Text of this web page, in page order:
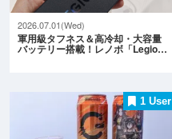
2026.07.01(Wed)
軍用級タフネス＆高冷却・大容量
バッテリー搭載！レノボ「Legio…
1 User